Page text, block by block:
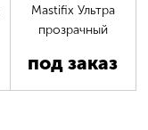
Mastifix Ультра
прозрачный
под заказ